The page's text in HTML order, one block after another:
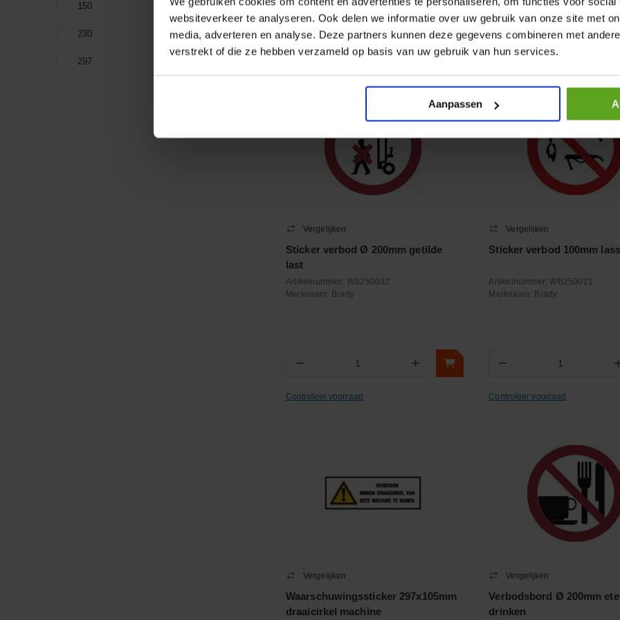
websiteverkeer te analyseren. Ook delen we informatie over uw gebruik van onze site met
media, adverteren en analyse. Deze partners kunnen deze gegevens combineren met
verstrekt of die ze hebben verzameld op basis van uw gebruik van hun services.
Aanpassen
150 (1)
230 (1)
297
− Aantal +
Controleer voorraad
− Aantal
Controleer voorraad
Vergelijken
Sticker verbod Ø 200mm getilde
last
Artikelnummer: WB250032
Merknaam: Brady
− +
Controleer voorraad
Vergelijken
Sticker verbod 100mm
Artikelnummer:WB250021
Merknaam: Brady
−
Controleer voorraad
Vergelijken
Waarschuwingssticker 297x105mm
draaicirkel machine
Vergelijken
Verbodsbord Ø 200mm
drinken